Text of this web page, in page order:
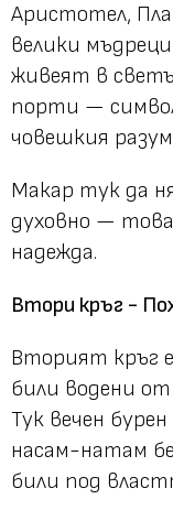
Аристотел,
велики
живеят в
порти —
човешкия
Макар тук да
духовно —
надежда.
Втори кръг -
Вторият кръг
били водени
Тук вечен
насам-натам
били под